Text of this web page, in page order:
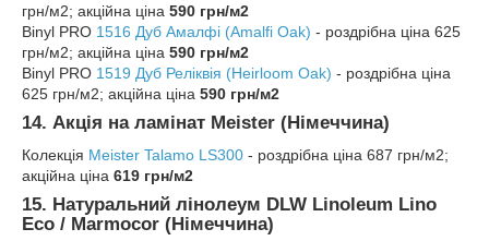
грн/м2; акційна ціна 590 грн/м2
Binyl PRO 1516 Дуб Амалфі (Amalfi Oak) - роздрібна ціна 625
грн/м2; акційна ціна 590 грн/м2
Binyl PRO 1519 Дуб Реліквія (Heirloom Oak) - роздрібна ціна
625 грн/м2; акційна ціна 590 грн/м2
14. Акція на ламінат Meister (Німеччина)
Колекція Meister Talamo LS300 - роздрібна ціна 687 грн/м2;
акційна ціна 619 грн/м2
15. Натуральний лінолеум DLW Linoleum Lino
Eco / Marmocor (Німеччина)